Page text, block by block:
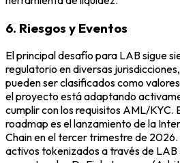
6. Riesgos y Eventos
El principal desafío para LAB sigue
regulatorio en diversas
pueden ser clasificados como
el proyecto está adaptando
cumplir con los requisitos AML/KYC.
roadmap es el lanzamiento de la
Chain en el tercer trimestre de
activos tokenizados a través de